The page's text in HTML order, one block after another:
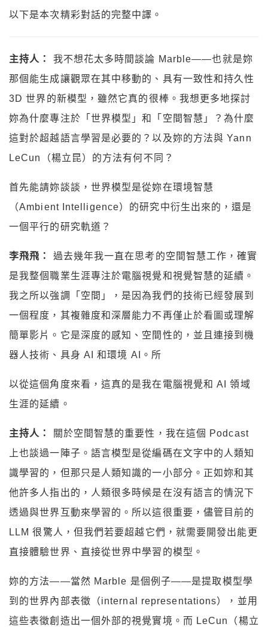
以下是本次精彩對話的完整中譯。
主持人：
我不想花太多時間談論 Marble——也就是妳
那個能生成讓觀眾在其中移動的、具有一致性和持久性
3D 世界的新模型，雖然它真的很棒。我想更多地探討
妳為什麼專注於「世界模型」和「空間智慧」？為什麼
這對於超越語言學習是必要的？以及妳的方法與 Yann
LeCun（楊立昆）的方法有何不同？
首先能請妳談談，世界模型是從妳在環境智慧
（Ambient Intelligence）的研究中衍生出來的，還是
一個平行的研究軌道？
李飛飛：
過去幾年我一直在思考的空間智慧工作，確實
是我整個職業生涯專注於電腦視覺和視覺智慧的延續。
我之所以強調「空間」，是因為我們的技術已經發展到
一個程度，其複雜度和深層能力不再僅止於看圖或理解
簡單影片。它是深度的感知、空間性的，並且連接到機
器人技術、具身 AI 和環境 AI。所
以從這個角度來看，這真的是我在電腦視覺和 AI 領域
生涯的延續。
主持人：
關於空間智慧的重要性，我在這個 Podcast
上也談過一陣子。語言模型是從編碼在文字中的人類知
識學習的，但那只是人類知識的一小部分。正如妳和其
他許多人指出的，人類很多時候是在沒有語言的情況下
透過與世界互動來學習的。所以這很重要，儘管目前的
LLM 很驚人，但我們若要超越它們，就需要開發出能更
直接體驗世界、直接從世界中學習的模型。
妳的方法——當然 Marble 是個例子——是提取模型學
到的世界內部表徵（internal representations），並用
這些表徵創造出一個外部的視覺實境。而 LeCun（楊立